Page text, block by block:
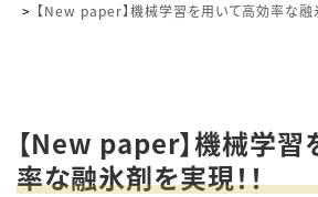
【New paper】機械学習を用いて高効率な融
【New paper】機械学習
率な融氷剤を実現！！